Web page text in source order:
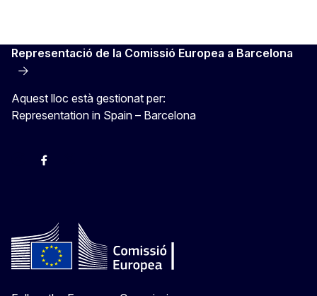
Representació de la Comissió Europea a Barcelona
Aquest lloc està gestionat per:
Representation in Spain – Barcelona
InstagramFacebook